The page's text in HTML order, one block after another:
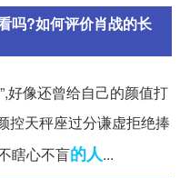
吗?如何评价肖战的长
好像还曾给自己的颜值打
控天秤座过分谦虚拒绝捧
瞎心不盲的人...